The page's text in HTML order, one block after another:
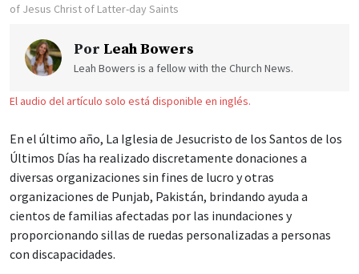
of Jesus Christ of Latter-day Saints
Por Leah Bowers
Leah Bowers is a fellow with the Church News.
El audio del artículo solo está disponible en inglés.
En el último año, La Iglesia de Jesucristo de los Santos de los
Últimos Días ha realizado discretamente donaciones a
diversas organizaciones sin fines de lucro y otras
organizaciones de Punjab, Pakistán, brindando ayuda a
cientos de familias afectadas por las inundaciones y
proporcionando sillas de ruedas personalizadas a personas
con discapacidades.